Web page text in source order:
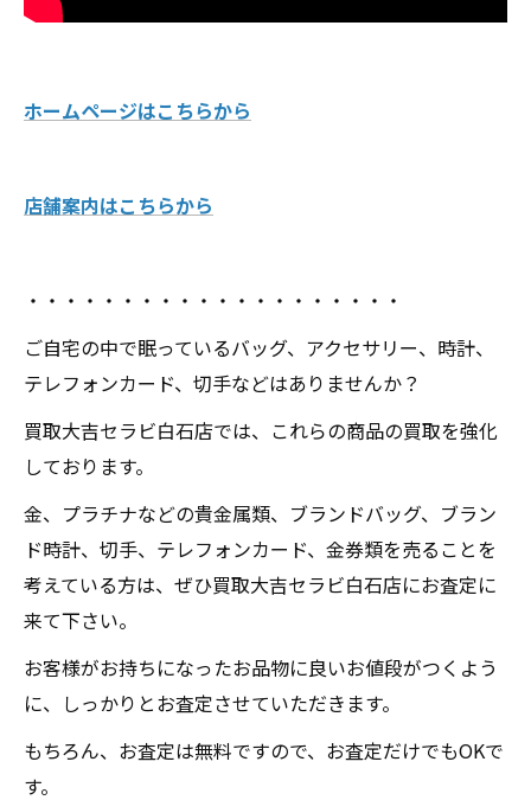
ホームページはこちらから
店舗案内はこちらから
・・・・・・・・・・・・・・・・・・・・
ご自宅の中で眠っているバッグ、アクセサリー、時計、
テレフォンカード、切手などはありませんか？
買取大吉セラビ白石店では、これらの商品の買取を強化
しております。
金、プラチナなどの貴金属類、ブランドバッグ、ブラン
ド時計、切手、テレフォンカード、金券類を売ることを
考えている方は、ぜひ買取大吉セラビ白石店にお査定に
来て下さい。
お客様がお持ちになったお品物に良いお値段がつくよう
に、しっかりとお査定させていただきます。
もちろん、お査定は無料ですので、お査定だけでもOKで
す。